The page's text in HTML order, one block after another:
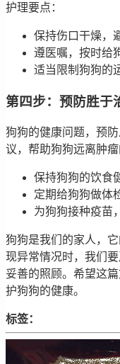
护理要点：
保持伤口干燥，
遵医嘱，按时给
适当限制狗狗的
第四步：预防胜于
狗狗的健康问题，预
议，帮助狗狗远离肿瘤
保持狗狗的饮食
定期给狗狗做体
为狗狗接种疫苗
狗狗是我们的家人，
现异常情况时，我们
妥善的照顾。希望这
护狗狗的健康。
标签：